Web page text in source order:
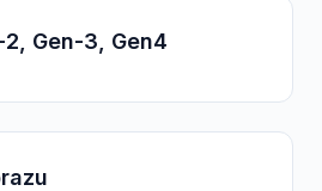
Gen-3, Gen4